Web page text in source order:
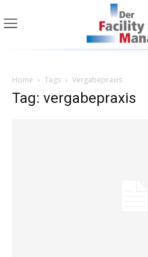
Home Tags Vergabepraxis
Tag: vergabepraxis